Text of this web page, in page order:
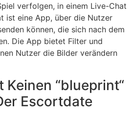
verfolgen, in einem Live-Chat
ist eine App, über die Nutzer
können, die sich nach dem
Die App bietet Filter und
Nutzer die Bilder verändern
Keinen “blueprint“
Escortdate